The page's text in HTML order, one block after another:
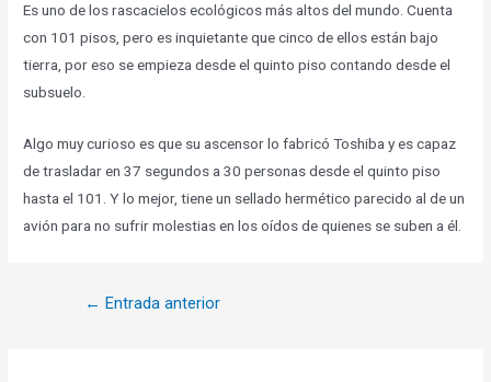
Es uno de los rascacielos ecológicos más altos del mundo. Cuenta
con 101 pisos, pero es inquietante que cinco de ellos están bajo
tierra, por eso se empieza desde el quinto piso contando desde el
subsuelo.
Algo muy curioso es que su ascensor lo fabricó Toshiba y es capaz
de trasladar en 37 segundos a 30 personas desde el quinto piso
hasta el 101. Y lo mejor, tiene un sellado hermético parecido al de un
avión para no sufrir molestias en los oídos de quienes se suben a él.
← Entrada anterior